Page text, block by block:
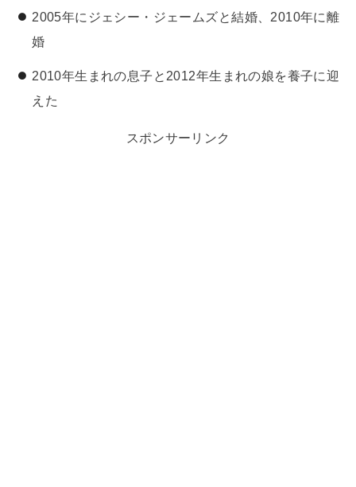
2005年にジェシー・ジェームズと結婚、2010年に離
婚
2010年生まれの息子と2012年生まれの娘を養子に迎
えた
スポンサーリンク